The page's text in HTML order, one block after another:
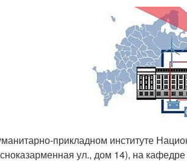
прикладном институте
ул., дом 14), на